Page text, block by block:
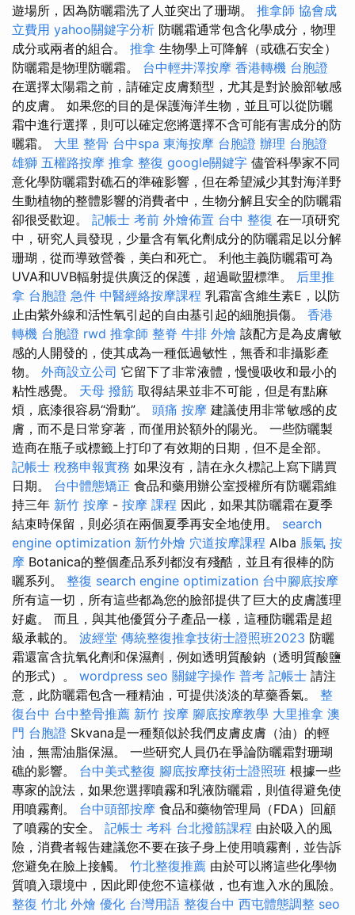
遊場所，因為防曬霜洗了人並突出了珊瑚。 推拿師 協會成
立費用 yahoo關鍵字分析 防曬霜通常包含化學成分，物理
成分或兩者的組合。 推拿 生物學上可降解（或礁石安全）
防曬霜是物理防曬霜。 台中輕井澤按摩 香港轉機 台胞證
在選擇太陽霜之前，請確定皮膚類型，尤其是對於臉部敏感
的皮膚。 如果您的目的是保護海洋生物，並且可以從防曬
霜中進行選擇，則可以確定您將選擇不含可能有害成分的防
曬霜。 大里 整骨 台中spa 東海按摩 台胞證 辦理 台胞證
雄獅 五權路按摩 推拿 整復 google關鍵字 儘管科學家不同
意化學防曬霜對礁石的準確影響，但在希望減少其對海洋野
生動植物的整體影響的消費者中，生物分解且安全的防曬霜
卻很受歡迎。 記帳士 考前 外燴佈置 台中 整復 在一項研究
中，研究人員發現，少量含有氧化劑成分的防曬霜足以分解
珊瑚，從而導致營養，美白和死亡。 利他主義防曬霜可為
UVA和UVB輻射提供廣泛的保護，超過歐盟標準。 后里推
拿 台胞證 急件 中醫經絡按摩課程 乳霜富含維生素E，以防
止由紫外線和活性氧引起的自由基引起的細胞損傷。 香港
轉機 台胞證 rwd 推拿師 整脊 牛排 外燴 該配方是為皮膚敏
感的人開發的，使其成為一種低過敏性，無香和非攝影產
物。 外商設立公司 它留下了非常液體，慢慢吸收和最小的
粘性感覺。 天母 撥筋 取得結果並非不可能，但是有點麻
煩，底漆很容易“滑動”。 頭痛 按摩 建議使用非常敏感的皮
膚，而不是日常穿著，而僅用於額外的陽光。 一些防曬製
造商在瓶子或標籤上打印了有效期的日期，但不是全部。
記帳士 稅務申報實務 如果沒有，請在永久標記上寫下購買
日期。 台中體態矯正 食品和藥用辦公室授權所有防曬霜維
持三年 新竹 按摩 - 按摩 課程 因此，如果其防曬霜在夏季
結束時保留，則必須在兩個夏季再安全地使用。 search
engine optimization 新竹外燴 穴道按摩課程 Alba 脹氣 按
摩 Botanica的整個產品系列都沒有殘酷，並且有很棒的防
曬系列。 整復 search engine optimization 台中腳底按摩
所有這一切，所有這些都為您的臉部提供了巨大的皮膚護理
好處。 而且，與其他優質分子產品一樣，這種防曬霜是超
級承載的。 波經堂 傳統整復推拿技術士證照班2023 防曬
霜還富含抗氧化劑和保濕劑，例如透明質酸鈉（透明質酸鹽
的形式）。 wordpress seo 關鍵字操作 普考 記帳士 請注
意，此防曬霜包含一種精油，可提供淡淡的草藥香氣。 整
復台中 台中整骨推薦 新竹 按摩 腳底按摩教學 大里推拿 澳
門 台胞證 Skvana是一種類似於我們皮膚皮膚（油）的輕
油，無需油脂保濕。 一些研究人員仍在爭論防曬霜對珊瑚
礁的影響。 台中美式整復 腳底按摩技術士證照班 根據一些
專家的說法，如果您選擇噴霧和乳液防曬霜，則值得避免使
用噴霧劑。 台中頭部按摩 食品和藥物管理局（FDA）回顧
了噴霧的安全。 記帳士 考科 台北撥筋課程 由於吸入的風
險，消費者報告建議您不要在孩子身上使用噴霧劑，並告訴
您避免在臉上接觸。 竹北整復推薦 由於可以將這些化學物
質噴入環境中，因此即使您不這樣做，也有進入水的風險。
整復 竹北 外燴 優化 台灣用語 整復台中 西屯體態調整 seo